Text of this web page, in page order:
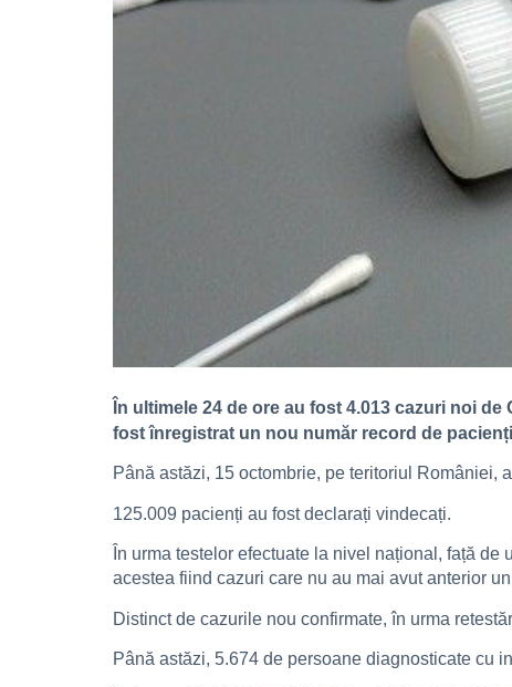
În ultimele 24 de ore au fost 4.013 cazuri noi
fost înregistrat un nou număr record de
Până astăzi, 15 octombrie, pe teritoriul României,
125.009 pacienți au fost declarați vindecați.
În urma testelor efectuate la nivel național, față
acestea fiind cazuri care nu au mai avut anterior
Distinct de cazurile nou confirmate, în urma
Până astăzi, 5.674 de persoane diagnosticate cu